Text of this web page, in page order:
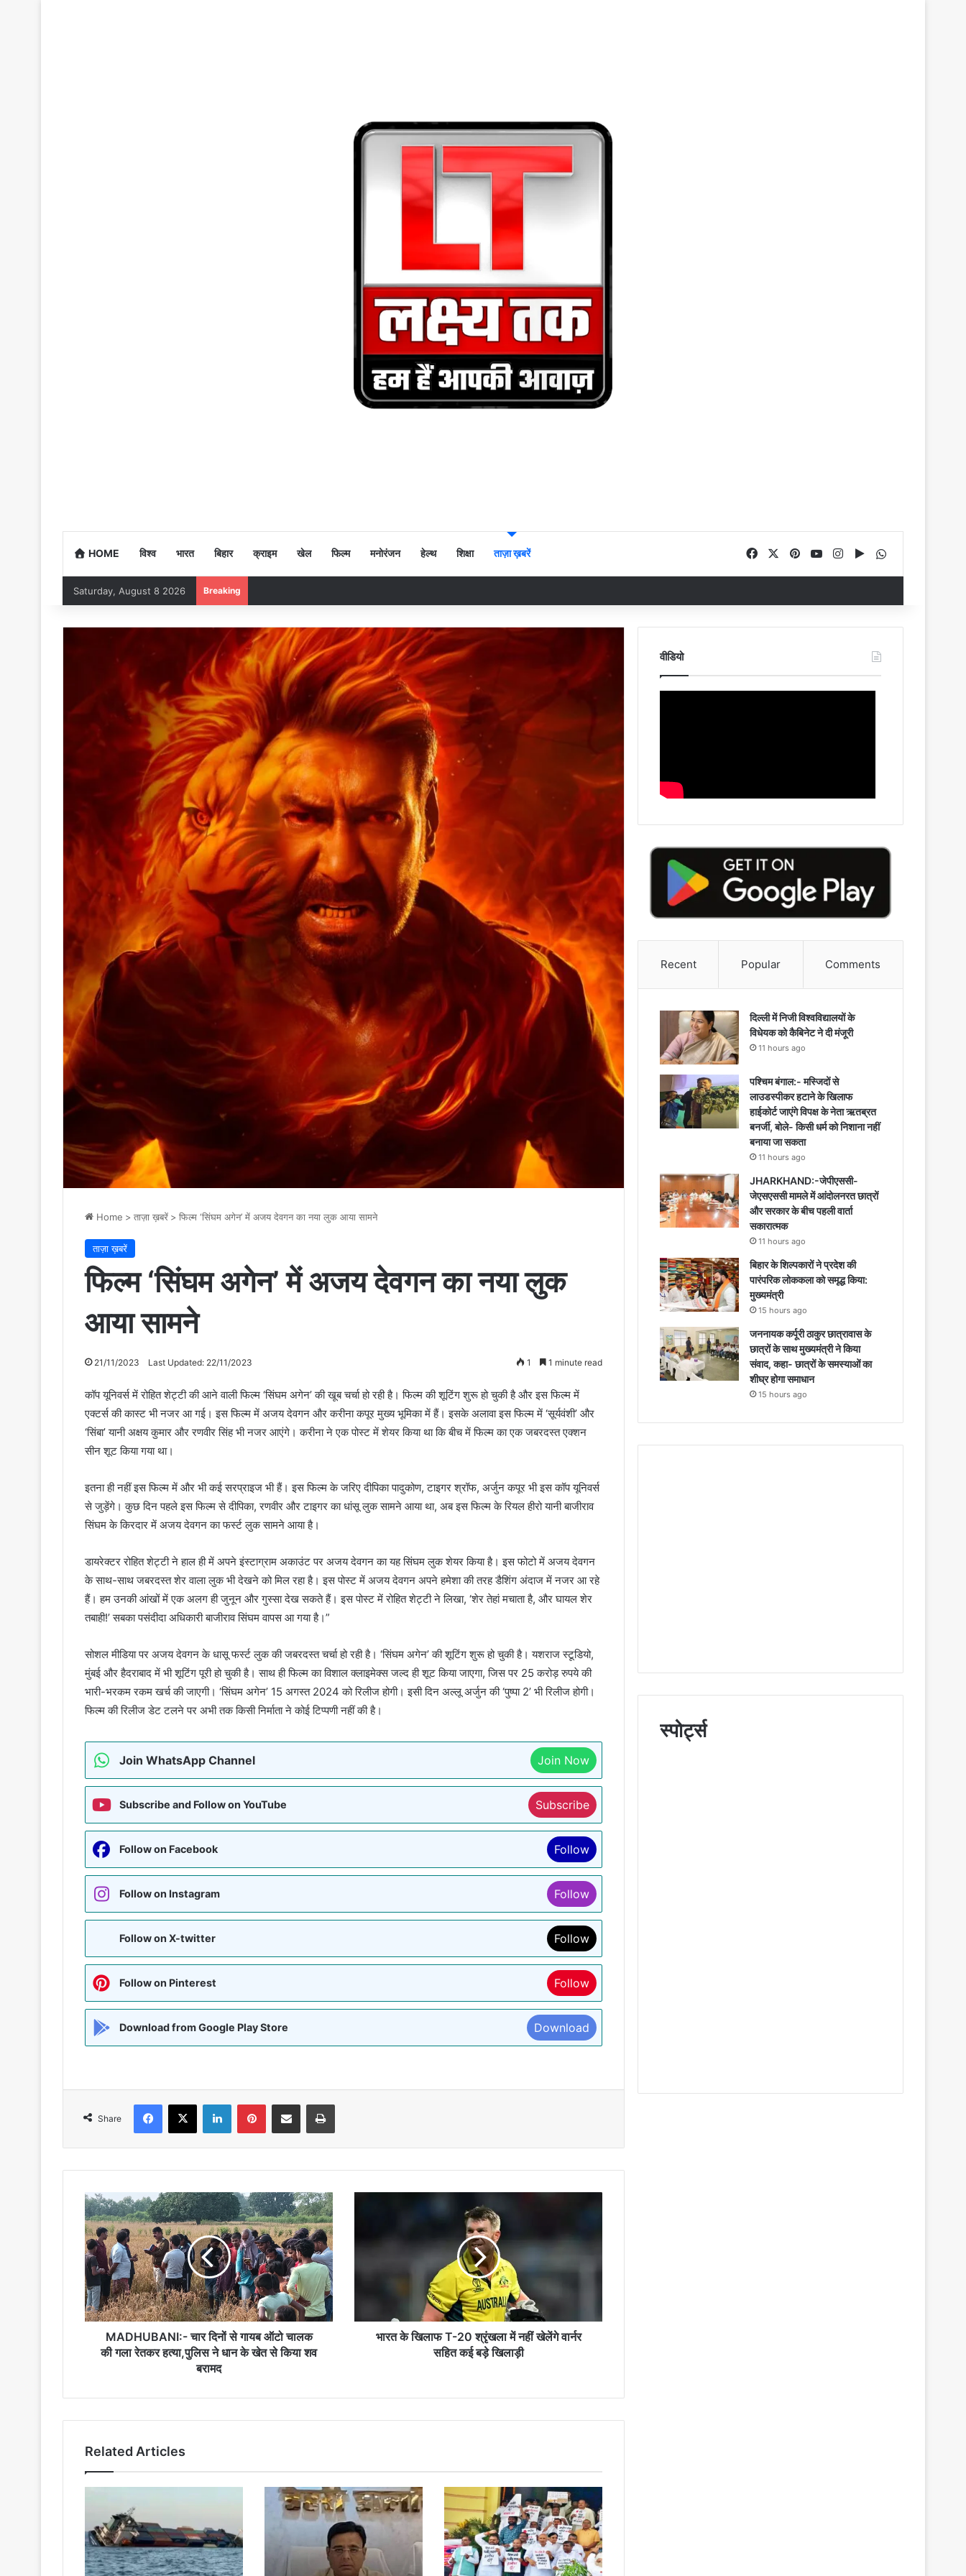
HOME विश्व भारत बिहार क्राइम खेल फिल्म मनोरंजन हेल्थ शिक्षा ताज़ा ख़बरें FacebookPinterestYouTubeInstagram
Google Play
Saturday, August 8 2026 Breaking
Home > ताज़ा ख़बरें > फिल्म ‘सिंघम अगेन’ में अजय देवगन का नया लुक आया सामने
ताज़ा ख़बरें
फिल्म ‘सिंघम अगेन’ में अजय देवगन का नया लुक
आया सामने
21/11/2023 Last Updated: 22/11/2023 1 1 minute read
कॉप यूनिवर्स में रोहित शेट्टी की आने वाली फिल्म ‘सिंघम अगेन’ की खूब चर्चा हो रही है। फिल्म की शूटिंग शुरू हो चुकी है और इस फिल्म में
एक्टर्स की कास्ट भी नजर आ गई। इस फिल्म में अजय देवगन और करीना कपूर मुख्य भूमिका में हैं। इसके अलावा इस फिल्म में ‘सूर्यवंशी’ और
‘सिंबा’ यानी अक्षय कुमार और रणवीर सिंह भी नजर आएंगे। करीना ने एक पोस्ट में शेयर किया था कि बीच में फिल्म का एक जबरदस्त एक्शन
सीन शूट किया गया था।
इतना ही नहीं इस फिल्म में और भी कई सरप्राइज भी हैं। इस फिल्म के जरिए दीपिका पादुकोण, टाइगर श्रॉफ, अर्जुन कपूर भी इस कॉप यूनिवर्स
से जुड़ेंगे। कुछ दिन पहले इस फिल्म से दीपिका, रणवीर और टाइगर का धांसू लुक सामने आया था, अब इस फिल्म के रियल हीरो यानी बाजीराव
सिंघम के किरदार में अजय देवगन का फर्स्ट लुक सामने आया है।
डायरेक्टर रोहित शेट्टी ने हाल ही में अपने इंस्टाग्राम अकाउंट पर अजय देवगन का यह सिंघम लुक शेयर किया है। इस फोटो में अजय देवगन
के साथ-साथ जबरदस्त शेर वाला लुक भी देखने को मिल रहा है। इस पोस्ट में अजय देवगन अपने हमेशा की तरह डैशिंग अंदाज में नजर आ रहे
हैं। हम उनकी आंखों में एक अलग ही जुनून और गुस्सा देख सकते हैं। इस पोस्ट में रोहित शेट्टी ने लिखा, ‘शेर तेहां मचाता है, और घायल शेर
तबाही!’ सबका पसंदीदा अधिकारी बाजीराव सिंघम वापस आ गया है।”
सोशल मीडिया पर अजय देवगन के धासू फर्स्ट लुक की जबरदस्त चर्चा हो रही है। ‘सिंघम अगेन’ की शूटिंग शुरू हो चुकी है। यशराज स्टूडियो,
मुंबई और हैदराबाद में भी शूटिंग पूरी हो चुकी है। साथ ही फिल्म का विशाल क्लाइमेक्स जल्द ही शूट किया जाएगा, जिस पर 25 करोड़ रुपये की
भारी-भरकम रकम खर्च की जाएगी। ‘सिंघम अगेन’ 15 अगस्त 2024 को रिलीज होगी। इसी दिन अल्लू अर्जुन की ‘पुष्पा 2’ भी रिलीज होगी।
फिल्म की रिलीज डेट टलने पर अभी तक किसी निर्माता ने कोई टिप्पणी नहीं की है।
Join WhatsApp Channel Join Now
Subscribe and Follow on YouTube Subscribe
Follow on Facebook Follow
Follow on Instagram Follow
Follow on X-twitter Follow
Follow on Pinterest Follow
Download from Google Play Store Download
Share
Facebook
X LinkedInPinterestShare via Email Print
MADHUBANI:-
चार
दिनों
से
गायब
ऑटो
चालक
की
गला
हत्या,पुलिस
शव
बरामद
MADHUBANI:- चार दिनों से गायब ऑटो चालक
की गला रेतकर हत्या,पुलिस ने धान के खेत से किया शव
बरामद
खेलेंगे
भारत के खिलाफ T-20 श्रृंखला में नहीं खेलेंगे वार्नर
सहित कई बड़े खिलाड़ी
Related Articles
वीडियो
Recent Popular Comments
दिल्ली में निजी विश्वविद्यालयों के
विधेयक को कैबिनेट ने दी मंजूरी
11 hours ago
पश्चिम बंगाल:- मस्जिदों से
लाउडस्पीकर हटाने के खिलाफ
हाईकोर्ट जाएंगे विपक्ष के नेता ऋतब्रत
बनर्जी, बोले- किसी धर्म को निशाना नहीं
बनाया जा सकता
11 hours ago
JHARKHAND:-जेपीएससी-
जेएसएससी मामले में आंदोलनरत छात्रों
और सरकार के बीच पहली वार्ता
सकारात्मक
11 hours ago
बिहार के शिल्पकारों ने प्रदेश की
पारंपरिक लोककला को समृद्ध किया:
मुख्यमंत्री
15 hours ago
जननायक कर्पूरी ठाकुर छात्रावास के
छात्रों के साथ मुख्यमंत्री ने किया
संवाद, कहा- छात्रों के समस्याओं का
शीघ्र होगा समाधान
15 hours ago
स्पोर्ट्स